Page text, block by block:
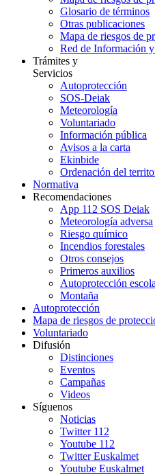
Glosario de términos
Otras publicaciones
Mapa de riesgos de
Red de Información
Trámites y
Servicios
Autoprotección
SOS-Deiak
Meteorología
Voluntariado
Información pública
Avisos a la carta
Ekinbide
Ordenación del
Normativa
Recomendaciones
App 112 SOS Deiak
Meteorología adversa
Riesgo químico
Incendios forestales
Otros consejos
Primeros auxilios
Autoprotección
Montaña
Autoprotección
Mapa de riesgos de
Voluntariado
Difusión
Distinciones
Eventos
Campañas
Videos
Síguenos
Noticias
Twitter 112
Youtube 112
Twitter Euskalmet
Youtube Euskalmet